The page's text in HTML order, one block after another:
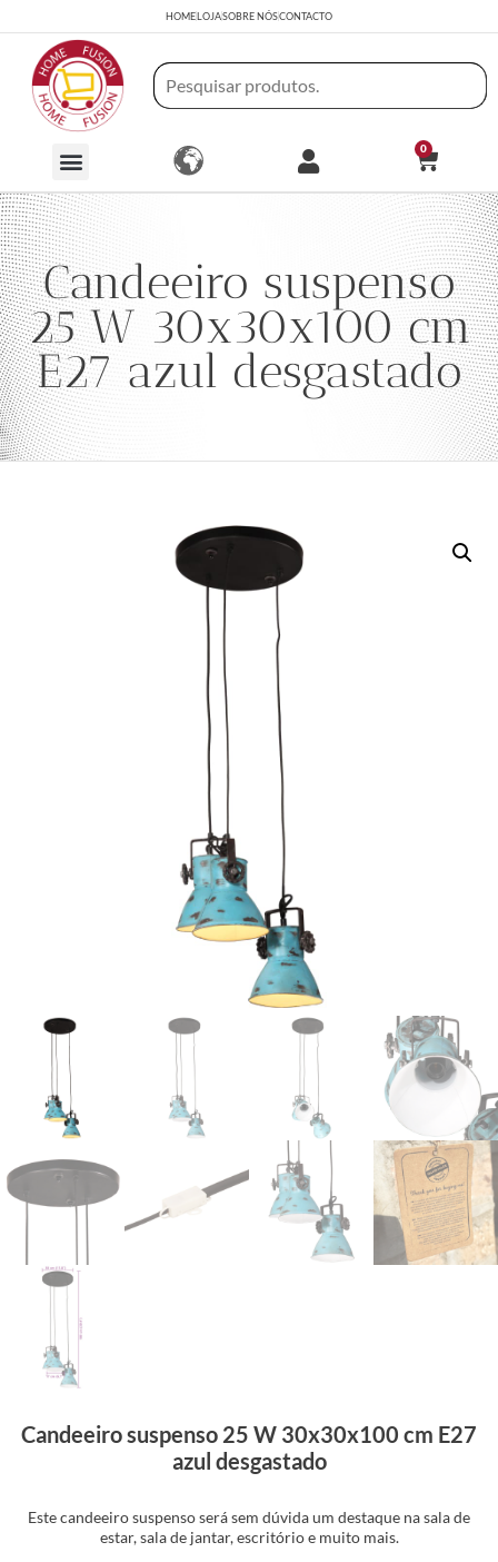
HOMELOJASOBRE NÓSCONTACTO
0
Candeeiro suspenso
25 W 30x30x100 cm
E27 azul desgastado
Candeeiro suspenso 25 W 30x30x100 cm E27
azul desgastado
Este candeeiro suspenso será sem dúvida um destaque na sala de
estar, sala de jantar, escritório e muito mais.